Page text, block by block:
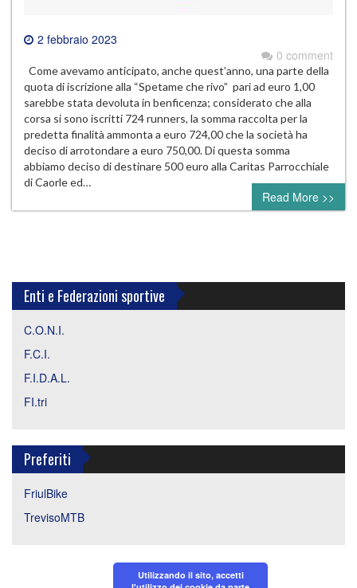
2 febbraio 2023
0 comment
Come avevamo anticipato, anche quest’anno, una parte della
quota di iscrizione alla “Spetame che rivo” pari ad euro 1,00
sarebbe stata devoluta in benficenza; considerato che alla
corsa si sono iscritti 724 runners, la somma raccolta per la
predetta finalità ammonta a euro 724,00 che la società ha
deciso di arrotondare a euro 750,00. Di questa somma
abbiamo deciso di destinare 500 euro alla Caritas Parrocchiale
di Caorle ed…
Read More >>
Enti e Federazioni sportive
C.O.N.I.
F.C.I.
F.I.D.A.L.
FI.tri
Preferiti
FriulBike
TrevisoMTB
Utilizzando il sito, accetti